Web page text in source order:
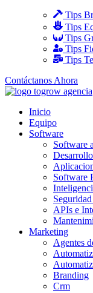
Tips
Tips
Tips
Tips
Tips
Contáctanos Ahora
Inicio
Equipo
Software
Software
Software
APIs e
Marketing
Agentes
Branding
Crm